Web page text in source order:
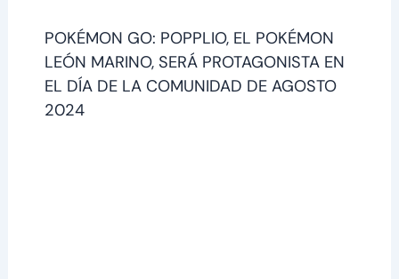
POKÉMON GO: POPPLIO, EL POKÉMON
LEÓN MARINO, SERÁ PROTAGONISTA EN
EL DÍA DE LA COMUNIDAD DE AGOSTO
2024